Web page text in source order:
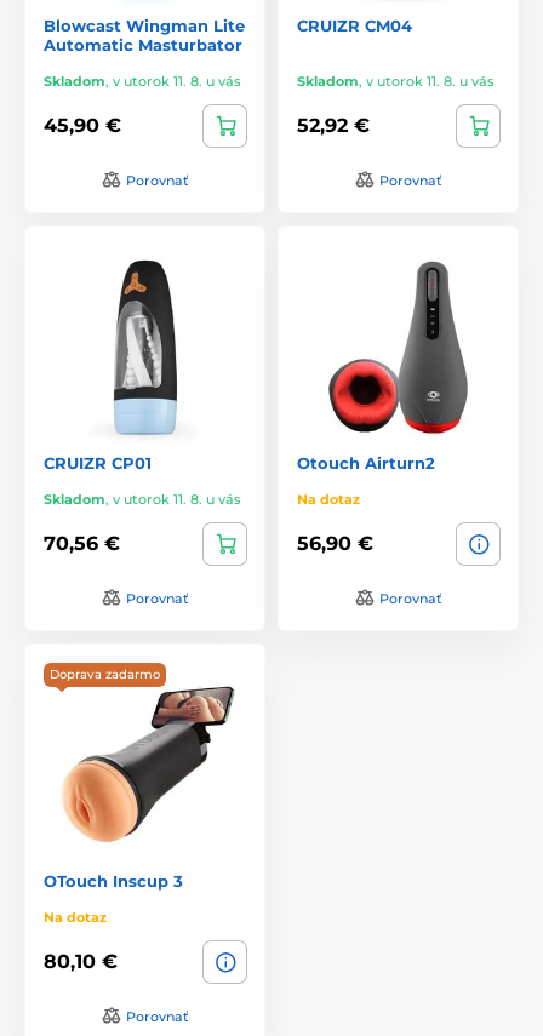
Blowcast Wingman Lite
Automatic Masturbator
Skladom, v utorok 11. 8. u vás
45,90 €
Porovnať
CRUIZR CM04
Skladom, v utorok 11. 8. u vás
52,92 €
Porovnať
CRUIZR CP01
Skladom, v utorok 11. 8. u vás
70,56 €
Porovnať
Otouch Airturn2
Na dotaz
56,90 €
Porovnať
Doprava zadarmo
OTouch Inscup 3
Na dotaz
80,10 €
Porovnať